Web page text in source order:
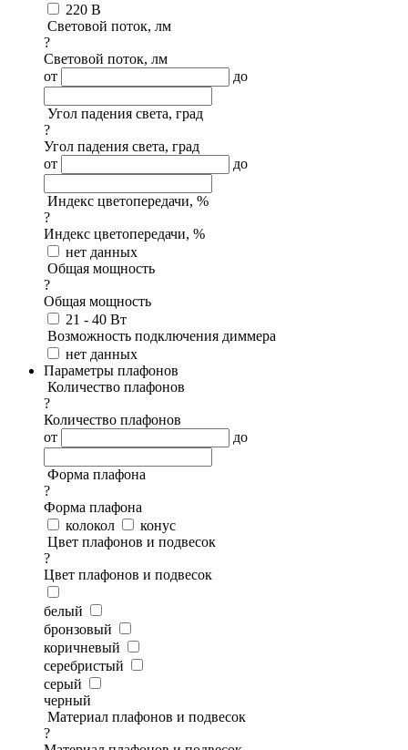
220 В
Световой поток, лм
?
Световой поток, лм
от
до
Угол падения света, град
?
Угол падения света, град
от
до
Индекс цветопередачи, %
?
Индекс цветопередачи, %
нет данных
Общая мощность
?
Общая мощность
21 - 40 Вт
Возможность подключения диммера
нет данных
Параметры плафонов
Количество плафонов
?
Количество плафонов
от
до
Форма плафона
?
Форма плафона
колокол
конус
Цвет плафонов и подвесок
?
Цвет плафонов и подвесок
белый
бронзовый
коричневый
серебристый
серый
черный
Материал плафонов и подвесок
?